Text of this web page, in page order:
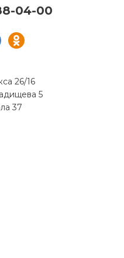
26/16
5
37
04-00